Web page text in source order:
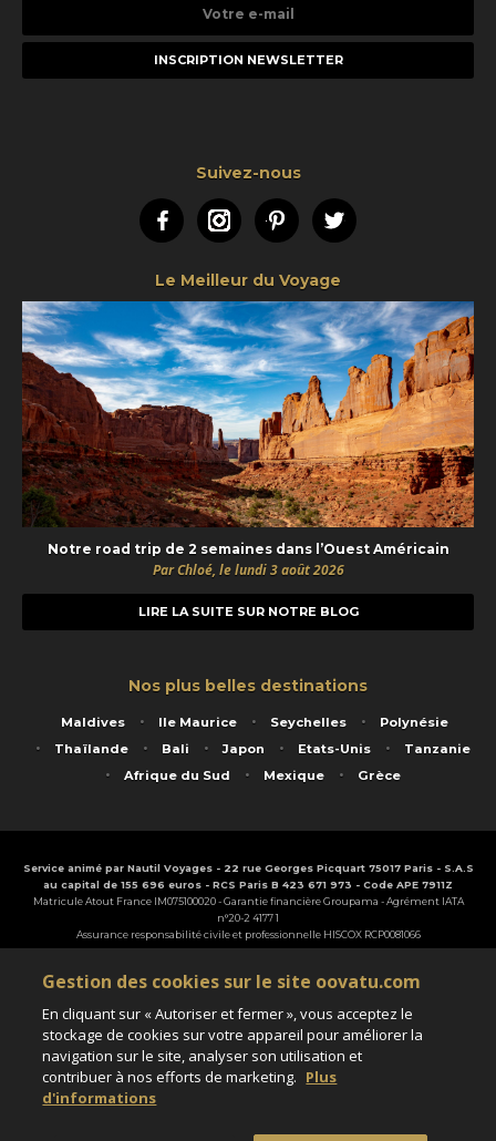
e-
Suivez-nous
FacebookInstagramPinterestTwitter
Le Meilleur du Voyage
Notre road trip de 2 semaines dans l’Ouest Américain
Par Chloé, le lundi 3 août 2026
LIRE LA SUITE SUR NOTRE BLOG
Nos plus belles destinations
Maldives Ile Maurice Seychelles
Polynésie
Thaïlande
Bali Japon Etats-Unis
Tanzanie
Afrique du Sud
Mexique Grèce
Service animé par Nautil Voyages - 22 rue Georges Picquart 75017 Paris - S.A.S
au capital de 155 696 euros - RCS Paris B 423 671 973 - Code APE 7911Z
Matricule Atout France IM075100020 - Garantie financière Groupama - Agrément IATA
n°20-2 4177 1
Assurance responsabilité civile et professionnelle HISCOX RCP0081066
Paramètres des cookies
Gestion des cookies sur le site oovatu.com
En cliquant sur « Autoriser et fermer », vous acceptez le
stockage de cookies sur votre appareil pour améliorer la
navigation sur le site, analyser son utilisation et
contribuer à nos efforts de marketing. Plus
d'informations